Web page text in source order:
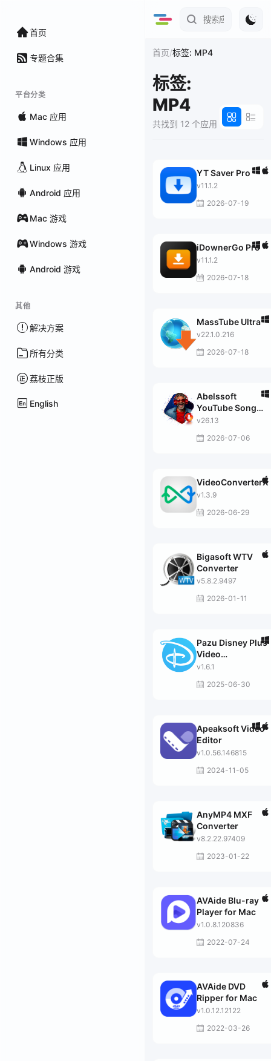
首页
专题合集
平台分类
Mac 应用
Windows 应用
Linux 应用
Android 应用
Mac 游戏
Windows 游戏
Android 游戏
其他
解决方案
所有分类
荔枝正版
English
首页/标签: MP4
标签:
MP4
共找到 12 个应用
YT Saver Pro
v11.1.2
2026-07-19
iDownerGo Pro
v11.1.2
2026-07-18
MassTube Ultra
v22.1.0.216
2026-07-18
Abelssoft
YouTube Song
Downloader
v26.13
2026-07-06
VideoConverterX
v1.3.9
2026-06-29
Bigasoft WTV
Converter
v5.8.2.9497
2026-01-11
Pazu Disney Plus
Video
Downloader
v1.6.1
2025-06-30
Apeaksoft Video
Editor
v1.0.56.146815
2024-11-05
AnyMP4 MXF
Converter
v8.2.22.97409
2023-01-22
AVAide Blu-ray
Player for Mac
v1.0.8.120836
2022-07-24
AVAide DVD
Ripper for Mac
v1.0.12.12122
2022-03-26